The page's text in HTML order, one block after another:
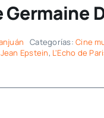
Germaine
Categorías:Cine
Jean Epstein, L'Echo de